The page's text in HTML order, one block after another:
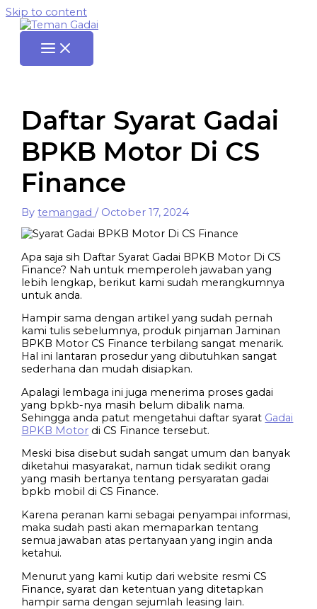
Skip to content
Daftar Syarat Gadai
BPKB Motor Di CS
Finance
Bytemangad/ October 17, 2024
Apa saja sih Daftar Syarat Gadai BPKB Motor Di CS
Finance? Nah untuk memperoleh jawaban yang
lebih lengkap, berikut kami sudah merangkumnya
untuk anda.
Hampir sama dengan artikel yang sudah pernah
kami tulis sebelumnya, produk pinjaman Jaminan
BPKB Motor CS Finance terbilang sangat menarik.
Hal ini lantaran prosedur yang dibutuhkan sangat
sederhana dan mudah disiapkan.
Apalagi lembaga ini juga menerima proses gadai
yang bpkb-nya masih belum dibalik nama.
Sehingga anda patut mengetahui daftar syarat Gadai
BPKB Motor di CS Finance tersebut.
Meski bisa disebut sudah sangat umum dan banyak
diketahui masyarakat, namun tidak sedikit orang
yang masih bertanya tentang persyaratan gadai
bpkb mobil di CS Finance.
Karena peranan kami sebagai penyampai informasi,
maka sudah pasti akan memaparkan tentang
semua jawaban atas pertanyaan yang ingin anda
ketahui.
Menurut yang kami kutip dari website resmi CS
Finance, syarat dan ketentuan yang ditetapkan
hampir sama dengan sejumlah leasing lain.